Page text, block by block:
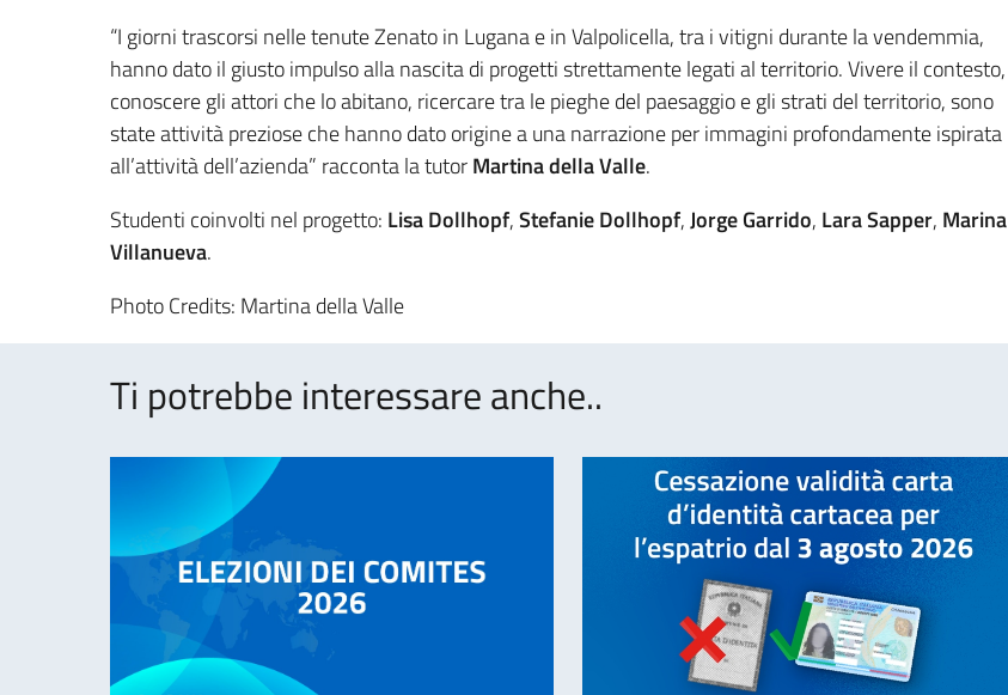
“I giorni trascorsi nelle tenute Zenato in Lugana e in Valpolicella, tra i vitigni durante la vendemmia,
hanno dato il giusto impulso alla nascita di progetti strettamente legati al territorio. Vivere il contesto,
conoscere gli attori che lo abitano, ricercare tra le pieghe del paesaggio e gli strati del territorio, sono
state attività preziose che hanno dato origine a una narrazione per immagini profondamente ispirata
all’attività dell’azienda” racconta la tutorMartina della Valle.
Studenti coinvolti nel progetto: Lisa Dollhopf,Stefanie Dollhopf,Jorge Garrido, Lara Sapper, Marina
Villanueva.
Photo Credits: Martina della Valle
Ti potrebbe interessare anche..